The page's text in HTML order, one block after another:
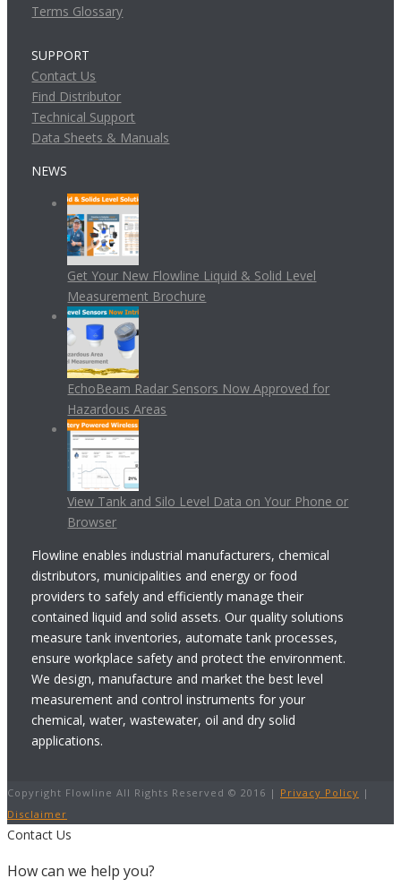
Terms Glossary
SUPPORT
Contact Us
Find Distributor
Technical Support
Data Sheets & Manuals
NEWS
Get Your New Flowline Liquid & Solid Level
Measurement Brochure
EchoBeam Radar Sensors Now Approved for
Hazardous Areas
View Tank and Silo Level Data on Your Phone or
Browser
Flowline enables industrial manufacturers, chemical
distributors, municipalities and energy or food
providers to safely and efficiently manage their
contained liquid and solid assets. Our quality solutions
measure tank inventories, automate tank processes,
ensure workplace safety and protect the environment.
We design, manufacture and market the best level
measurement and control instruments for your
chemical, water, wastewater, oil and dry solid
applications.
Copyright Flowline All Rights Reserved © 2016 | Privacy Policy |
Disclaimer
Contact Us
How can we help you?